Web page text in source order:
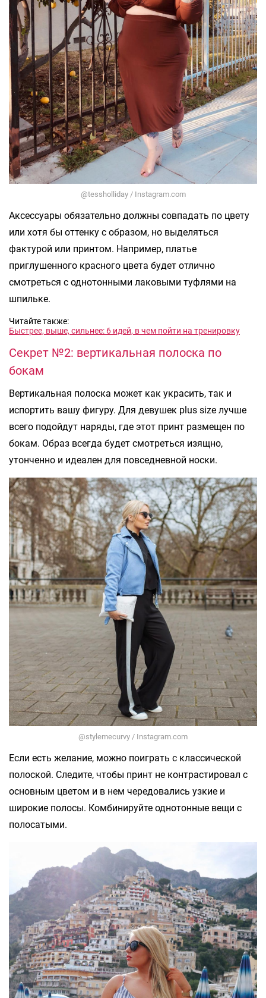
@tessholliday / Instagram.com
Аксессуары обязательно должны совпадать по цвету
или хотя бы оттенку с образом, но выделяться
фактурой или принтом. Например, платье
приглушенного красного цвета будет отлично
смотреться с однотонными лаковыми туфлями на
шпильке.
Читайте также:
Быстрее, выше, сильнее: 6 идей, в чем пойти на тренировку
Секрет №2: вертикальная полоска по
бокам
Вертикальная полоска может как украсить, так и
испортить вашу фигуру. Для девушек plus size лучше
всего подойдут наряды, где этот принт размещен по
бокам. Образ всегда будет смотреться изящно,
утонченно и идеален для повседневной носки.
@stylemecurvy / Instagram.com
Если есть желание, можно поиграть с классической
полоской. Следите, чтобы принт не контрастировал с
основным цветом и в нем чередовались узкие и
широкие полосы. Комбинируйте однотонные вещи с
полосатыми.